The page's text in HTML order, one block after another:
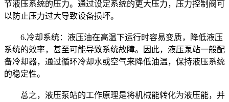
节液压系统的压力。通过设定系统的更大压力，压力控制阀可
以防止压力过大导致设备损坏。
6.冷却系统：液压油在高温下运行时容易变质，降低液压
系统的效率，甚至可能导致系统故障。因此，液压泵站一般配
备冷却器，通过循环冷却水或空气来降低油温，保持液压系统
的稳定性。
总之，液压泵站的工作原理是将机械能转化为液压能，并